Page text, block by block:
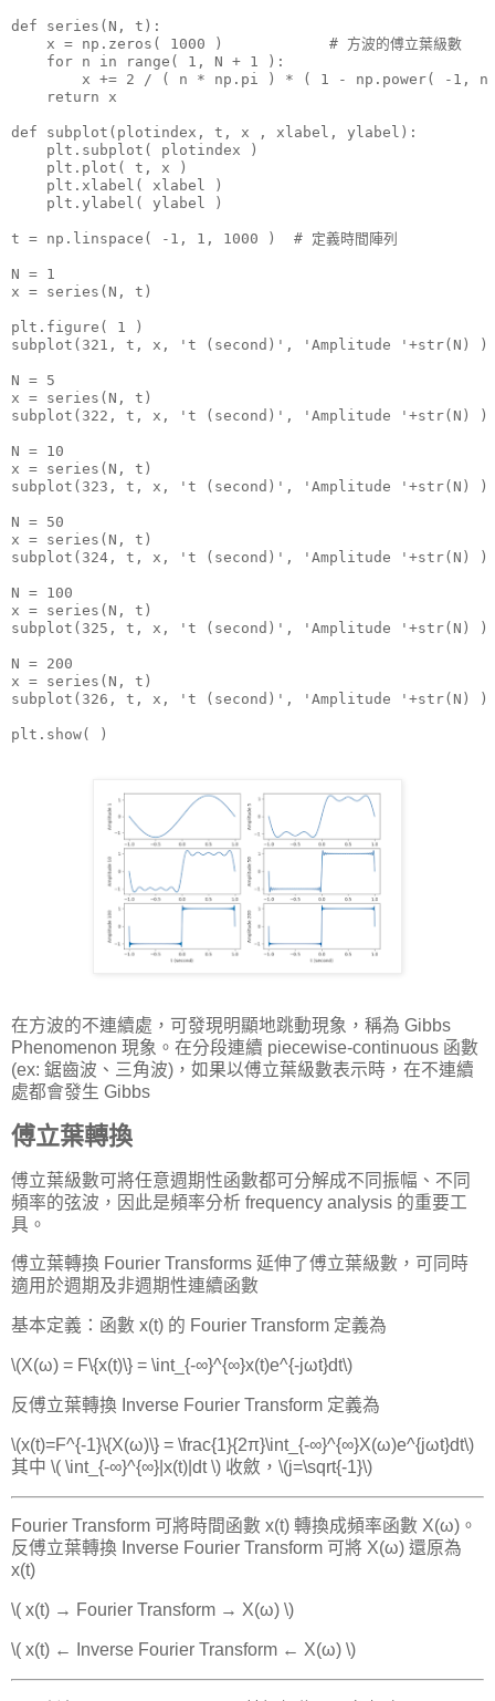
def series(N, t):
    x = np.zeros( 1000 )            # 方波的傅立葉級數
    for n in range( 1, N + 1 ):
x += 2 / ( n * np.pi ) * ( 1 - np.power( -1,
    return x
def subplot(plotindex, t, x , xlabel, ylabel):
    plt.subplot( plotindex )
    plt.plot( t, x )
    plt.xlabel( xlabel )
    plt.ylabel( ylabel )
t = np.linspace( -1, 1, 1000 )  # 定義時間陣列
N = 1
x = series(N, t)
plt.figure( 1 )
subplot(321, t, x, 't (second)', 'Amplitude '+str(N) )
N = 5
x = series(N, t)
subplot(322, t, x, 't (second)', 'Amplitude '+str(N) )
N = 10
x = series(N, t)
subplot(323, t, x, 't (second)', 'Amplitude '+str(N) )
N = 50
x = series(N, t)
subplot(324, t, x, 't (second)', 'Amplitude '+str(N) )
N = 100
x = series(N, t)
subplot(325, t, x, 't (second)', 'Amplitude '+str(N) )
N = 200
x = series(N, t)
subplot(326, t, x, 't (second)', 'Amplitude '+str(N) )
plt.show( )
在方波的不連續處，可發現明顯地跳動現象，稱為 Gibbs
Phenomenon 現象。在分段連續 piecewise-continuous 函數
(ex: 鋸齒波、三角波)，如果以傅立葉級數表示時，在不連續
處都會發生 Gibbs
傅立葉轉換
傅立葉級數可將任意週期性函數都可分解成不同振幅、不同
頻率的弦波，因此是頻率分析 frequency analysis 的重要工
具。
傅立葉轉換 Fourier Transforms 延伸了傅立葉級數，可同時
適用於週期及非週期性連續函數
基本定義：函數 x(t) 的 Fourier Transform 定義為
\(X(ω) = F\{x(t)\} = \int_{-∞}^{∞}x(t)e^{-jωt}dt\)
反傅立葉轉換 Inverse Fourier Transform 定義為
\(x(t)=F^{-1}\{X(ω)\} = \frac{1}{2π}\int_{-∞}^{∞}X(ω)e^{jωt}dt\)
其中 \( \int_{-∞}^{∞}|x(t)|dt \) 收斂，\(j=\sqrt{-1}\)
Fourier Transform 可將時間函數 x(t) 轉換成頻率函數 X(ω)。
反傅立葉轉換 Inverse Fourier Transform 可將 X(ω) 還原為
x(t)
\( x(t) → Fourier Transform → X(ω) \)
\( x(t) ← Inverse Fourier Transform ← X(ω) \)